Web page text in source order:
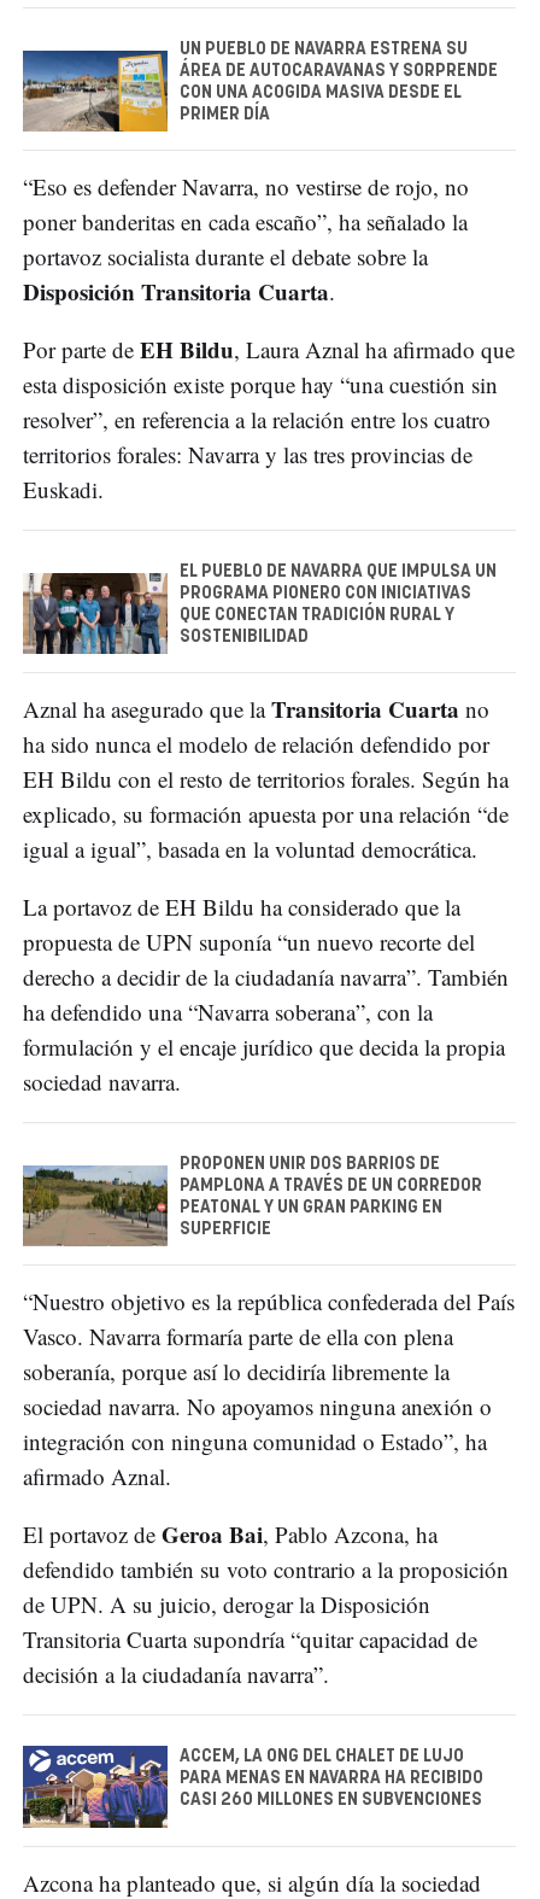
UN PUEBLO DE NAVARRA ESTRENA SU
ÁREA DE AUTOCARAVANAS Y SORPRENDE
CON UNA ACOGIDA MASIVA DESDE EL
PRIMER DÍA
“Eso es defender Navarra, no vestirse de rojo, no
poner banderitas en cada escaño”, ha señalado la
portavoz socialista durante el debate sobre la
Disposición Transitoria Cuarta.
Por parte de EH Bildu, Laura Aznal ha afirmado que
esta disposición existe porque hay “una cuestión sin
resolver”, en referencia a la relación entre los cuatro
territorios forales: Navarra y las tres provincias de
Euskadi.
EL PUEBLO DE NAVARRA QUE IMPULSA UN
PROGRAMA PIONERO CON INICIATIVAS
QUE CONECTAN TRADICIÓN RURAL Y
SOSTENIBILIDAD
Aznal ha asegurado que laTransitoria Cuarta no
ha sido nunca el modelo de relación defendido por
EH Bildu con el resto de territorios forales. Según ha
explicado, su formación apuesta por una relación “de
igual a igual”, basada en la voluntad democrática.
La portavoz de EH Bildu ha considerado que la
propuesta de UPN suponía “un nuevo recorte del
derecho a decidir de la ciudadanía navarra”. También
ha defendido una “Navarra soberana”, con la
formulación y el encaje jurídico que decida la propia
sociedad navarra.
PROPONEN UNIR DOS BARRIOS DE
PAMPLONA A TRAVÉS DE UN CORREDOR
PEATONAL Y UN GRAN PARKING EN
SUPERFICIE
“Nuestro objetivo es la república confederada del País
Vasco. Navarra formaría parte de ella con plena
soberanía, porque así lo decidiría libremente la
sociedad navarra. No apoyamos ninguna anexión o
integración con ninguna comunidad o Estado”, ha
afirmado Aznal.
El portavoz de Geroa Bai, Pablo Azcona, ha
defendido también su voto contrario a la proposición
de UPN. A su juicio, derogar la Disposición
Transitoria Cuarta supondría “quitar capacidad de
decisión a la ciudadanía navarra”.
ACCEM, LA ONG DEL CHALET DE LUJO
PARA MENAS EN NAVARRA HA RECIBIDO
CASI 260 MILLONES EN SUBVENCIONES
Azcona ha planteado que, si algún día la sociedad